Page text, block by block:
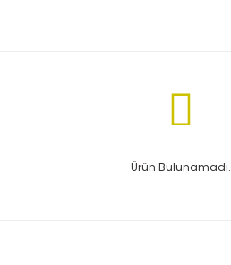
Ürün Bulunamadı.